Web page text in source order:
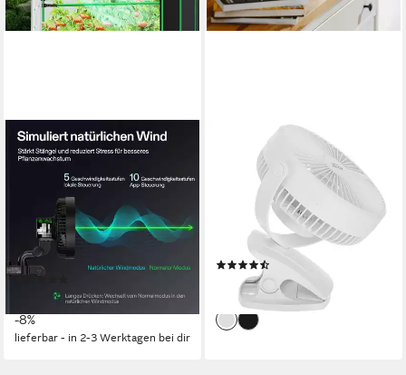
VIVOSUN
Tischventilator VIVOSUN
AeroWave E6 Gen2 Clip-
Ventilator Ø 15 cm 2er-Set
33 dB Lautstärke max.
Geschwindigkeitsstufen
12 W Leistung
119,00 € UVP129,90 €
-8%
lieferbar - in 2-3 Werktagen bei dir
ADLER EUROPE
Tischventilator AD 7342w
Akku Ventilator mit Clip, USB
Camping Ventilator
Geschwindigkeitsstufen
Leistung
20,90 €
lieferbar - in 2-3 Werktagen bei dir